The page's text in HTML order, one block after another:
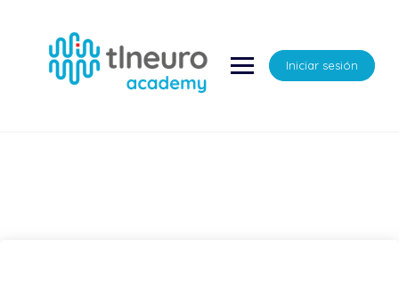
contenido
Iniciar sesión